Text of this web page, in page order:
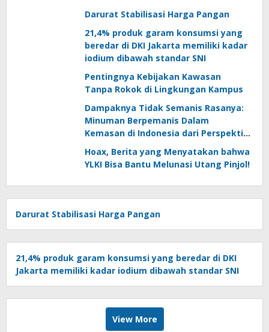
Darurat Stabilisasi Harga Pangan
21,4% produk garam konsumsi yang
beredar di DKI Jakarta memiliki kadar
iodium dibawah standar SNI
Pentingnya Kebijakan Kawasan
Tanpa Rokok di Lingkungan Kampus
Dampaknya Tidak Semanis Rasanya:
Minuman Berpemanis Dalam
Kemasan di Indonesia dari Perspektif
Konsumen
Hoax, Berita yang Menyatakan bahwa
YLKI Bisa Bantu Melunasi Utang Pinjol!
Darurat Stabilisasi Harga Pangan
21,4% produk garam konsumsi yang beredar di DKI
Jakarta memiliki kadar iodium dibawah standar SNI
View More